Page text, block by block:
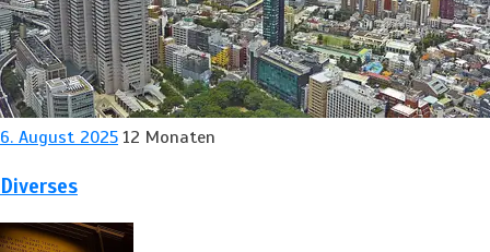
6. August 2025 12 Monaten
Diverses